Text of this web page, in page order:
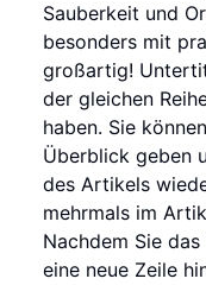
Sauberkeit und
besonders mit
großartig!
der gleichen
haben. Sie
Überblick geben
des Artikels
mehrmals im
Nachdem Sie
eine neue Zeile